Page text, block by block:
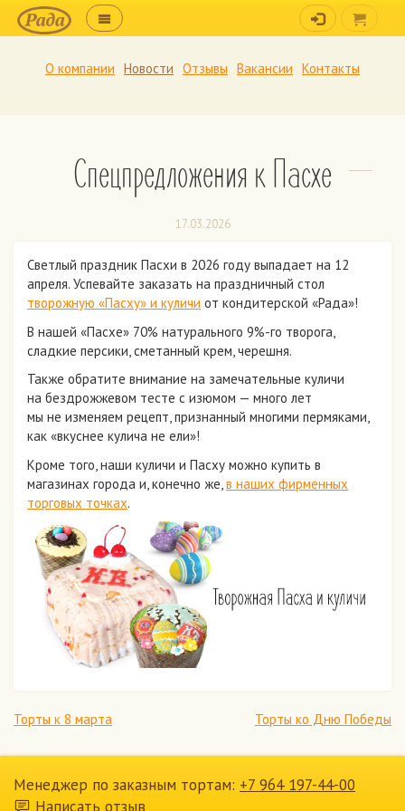
О компании Новости Отзывы Вакансии Контакты
Спецпредложения к Пасхе
17.03.2026
Cветлый праздник Пасхи в 2026 году выпадает на 12
апреля. Успевайте заказать на праздничный стол
творожную «Пасху» и куличи от кондитерской «Рада»!
В нашей «Пасхе» 70% натурального 9%-го творога,
сладкие персики, сметанный крем, черешня.
Также обратите внимание на замечательные куличи
на бездрожжевом тесте с изюмом — много лет
мы не изменяем рецепт, признанный многими пермяками,
как «вкуснее кулича не ели»!
Кроме того, наши куличи и Пасху можно купить в
магазинах города и, конечно же, в наших фирменных
торговых точках.
Торты к 8 марта Торты ко Дню Победы
Менеджер по заказным тортам: +7 964 197-44-00
Написать отзыв